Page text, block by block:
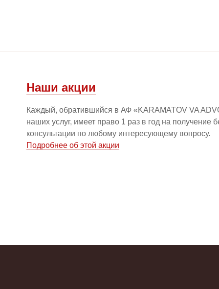
Наши акции
Каждый, обратившийся в АФ «KARAMATOV VA
наших услуг, имеет право 1 раз в год на получение
консультации по любому интересующему вопросу.
Подробнее об этой акции